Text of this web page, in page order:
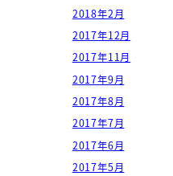
2018年2月
2017年12月
2017年11月
2017年9月
2017年8月
2017年7月
2017年6月
2017年5月